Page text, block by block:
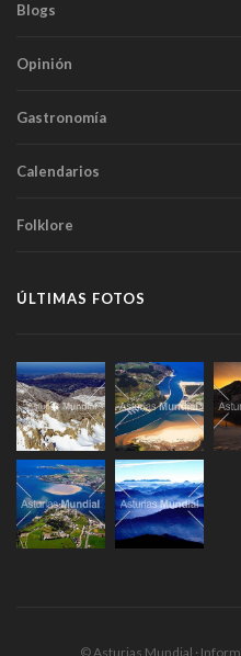
Blogs
Opinión
Gastronomía
Calendarios
Folklore
ÚLTIMAS FOTOS
© Asturias Mundial ·